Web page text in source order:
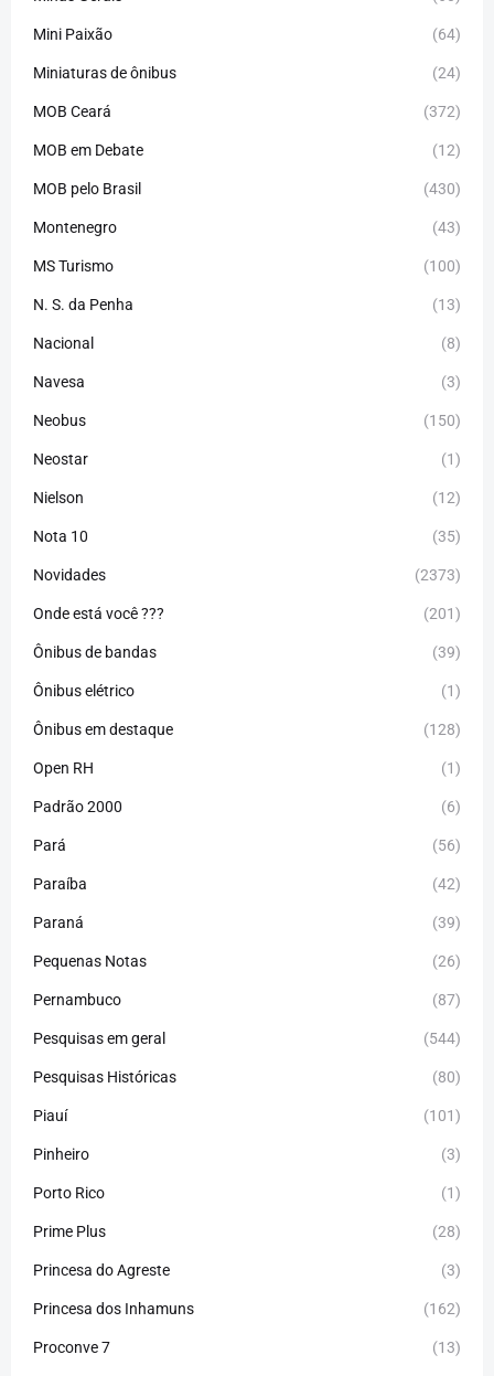
Mini Paixão (64)
Miniaturas de ônibus (24)
MOB Ceará (372)
MOB em Debate (12)
MOB pelo Brasil (430)
Montenegro (43)
MS Turismo (100)
N. S. da Penha (13)
Nacional (8)
Navesa (3)
Neobus (150)
Neostar (1)
Nielson (12)
Nota 10 (35)
Novidades (2373)
Onde está você ??? (201)
Ônibus de bandas (39)
Ônibus elétrico (1)
Ônibus em destaque (128)
Open RH (1)
Padrão 2000 (6)
Pará (56)
Paraíba (42)
Paraná (39)
Pequenas Notas (26)
Pernambuco (87)
Pesquisas em geral (544)
Pesquisas Históricas (80)
Piauí (101)
Pinheiro (3)
Porto Rico (1)
Prime Plus (28)
Princesa do Agreste (3)
Princesa dos Inhamuns (162)
Proconve 7 (13)